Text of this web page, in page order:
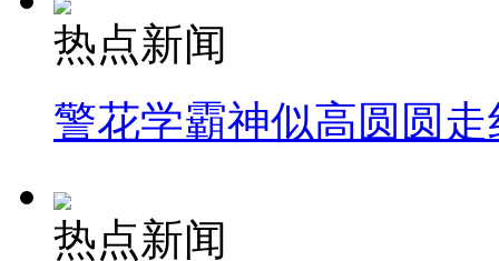
热点新闻
警花学霸神似高圆圆走
热点新闻